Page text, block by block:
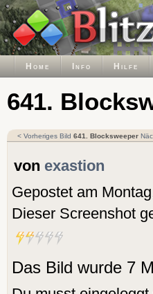
Home Info Hilfe
641.
< Vorheriges Bild 641. Blocksweeper
von exastion
Gepostet am
Dieser Screenshot
Das Bild wurde 7